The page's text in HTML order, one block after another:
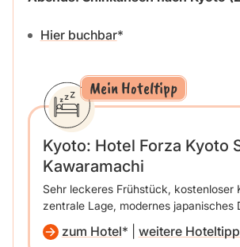
Hier buchbar
Mein Hoteltipp
Kyoto: Hotel Forza Kyoto
Kawaramachi
Sehr leckeres Frühstück, kostenloser
zentrale Lage, modernes japanisches
zum Hotel weitere